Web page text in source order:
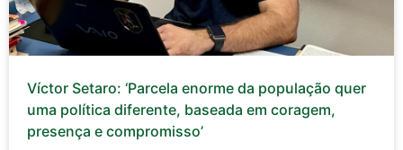
Víctor Setaro: ‘Parcela enorme da população quer
uma política diferente, baseada em coragem,
presença e compromisso’